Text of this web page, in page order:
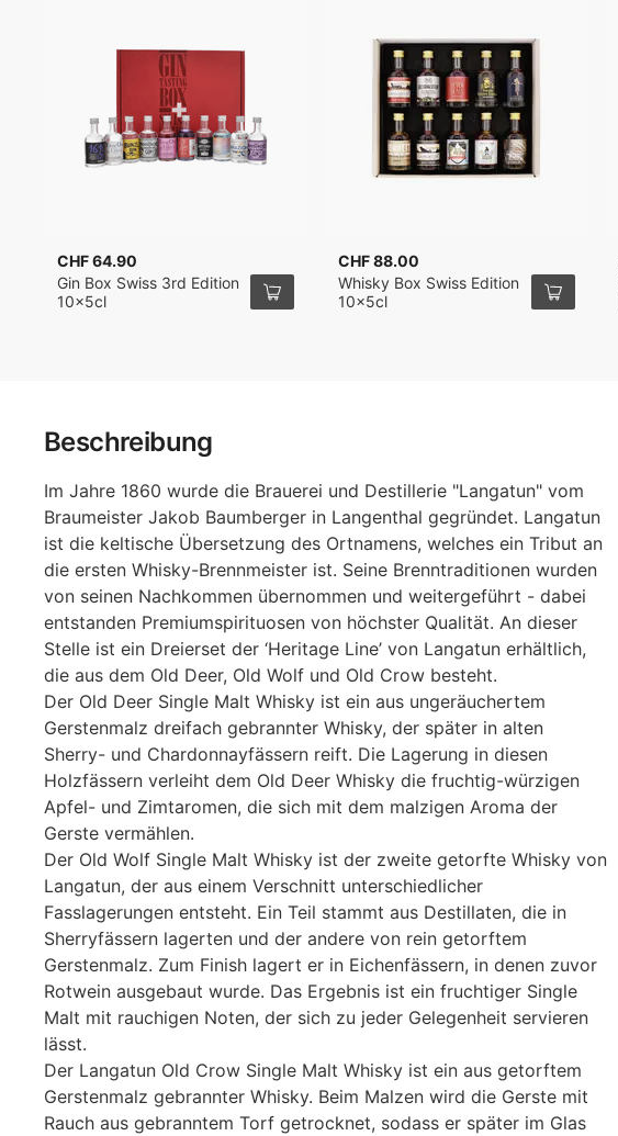
Beschreibung
Im Jahre 1860 wurde die Brauerei und Destillerie "Langatun" vom
Braumeister Jakob Baumberger in Langenthal gegründet. Langatun
ist die keltische Übersetzung des Ortnamens, welches ein Tribut an
die ersten Whisky-Brennmeister ist. Seine Brenntraditionen wurden
von seinen Nachkommen übernommen und weitergeführt - dabei
entstanden Premiumspirituosen von höchster Qualität. An dieser
Stelle ist ein Dreierset der ‘Heritage Line’ von Langatun erhältlich,
die aus dem Old Deer, Old Wolf und Old Crow besteht.
Der Old Deer Single Malt Whisky ist ein aus ungeräuchertem
Gerstenmalz dreifach gebrannter Whisky, der später in alten
Sherry- und Chardonnayfässern reift. Die Lagerung in diesen
Holzfässern verleiht dem Old Deer Whisky die fruchtig-würzigen
Apfel- und Zimtaromen, die sich mit dem malzigen Aroma der
Gerste vermählen.
Der Old Wolf Single Malt Whisky ist der zweite getorfte Whisky von
Langatun, der aus einem Verschnitt unterschiedlicher
Fasslagerungen entsteht. Ein Teil stammt aus Destillaten, die in
Sherryfässern lagerten und der andere von rein getorftem
Gerstenmalz. Zum Finish lagert er in Eichenfässern, in denen zuvor
Rotwein ausgebaut wurde. Das Ergebnis ist ein fruchtiger Single
Malt mit rauchigen Noten, der sich zu jeder Gelegenheit servieren
lässt.
Der Langatun Old Crow Single Malt Whisky ist ein aus getorftem
Gerstenmalz gebrannter Whisky. Beim Malzen wird die Gerste mit
Rauch aus gebranntem Torf getrocknet, sodass er später im Glas
CHF 64.90
Gin Box Swiss 3rd Edition
10x5cl
CHF 88.00
Whisky Box Swiss Edition
10x5cl